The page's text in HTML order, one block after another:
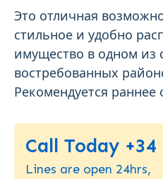
Это отличная
стильное и удобно
имущество в одном из
востребованных
Рекомендуется раннее
Call Today +34
Lines are open 24hrs,